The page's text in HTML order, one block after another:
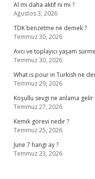
Al mı daha aktif ni mi ?
Ağustos 3, 2026
TDK benzetme ne demek ?
Temmuz 30, 2026
Avcı ve toplayıcı yaşam
Temmuz 30, 2026
What is pour in Turkish ne
Temmuz 29, 2026
Koşullu sevgi ne anlama gelir
Temmuz 27, 2026
Kemik görevi nedir ?
Temmuz 25, 2026
June 7 hangi ay ?
Temmuz 23, 2026